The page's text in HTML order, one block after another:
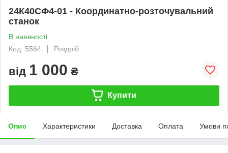
24К40СФ4-01 - Координатно-розточувальний
станок
В наявності
Код: 5564
Роздріб
від 1 000 ₴
Купити
Опис Характеристики Доставка Оплата Умови